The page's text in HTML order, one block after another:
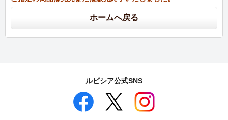
ルピシア公式SNS